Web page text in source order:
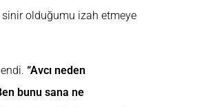
olduğumu izah etmeye
“Avcı neden
bunu sana ne